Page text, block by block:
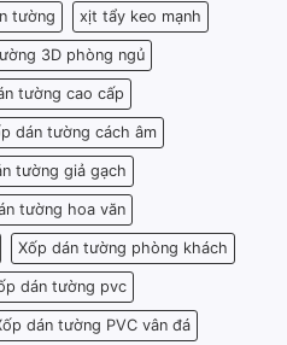
tường xịt tẩy keo mạnh
3D phòng ngủ
tường cao cấp
dán tường cách âm
tường giả gạch
tường hoa văn
Xốp dán tường phòng khách
dán tường pvc
dán tường PVC vân đá